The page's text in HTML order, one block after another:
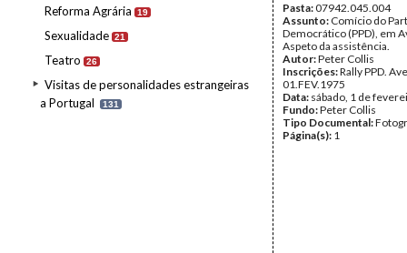
Reforma Agrária 19
Sexualidade 21
Teatro 26
Visitas de personalidades estrangeiras
a Portugal
131
Pasta:07942.045.004
Assunto: Comício do
Democrático (PPD), em
Aspeto da assistência.
Autor:Peter Collis
Inscrições:Rally PPD.
01.FEV.1975
Data: sábado, 1 de
Fundo:Peter Collis
Tipo Documental:
Página(s): 1